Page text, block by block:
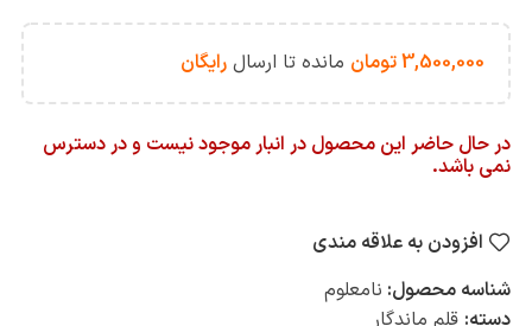
3,500,000تومان مانده تا ارسال رایگان
در حال حاضر این محصول در انبار موجود نیست و در دسترس
نمی باشد.
افزودن به علاقه مندی
شناسه محصول: نامعلوم